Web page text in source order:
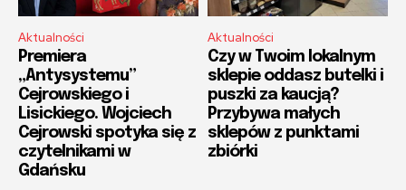
Aktualności
Premiera
„Antysystemu”
Cejrowskiego i
Lisickiego. Wojciech
Cejrowski spotyka się z
czytelnikami w
Gdańsku
Aktualności
Czy w Twoim lokalnym
sklepie oddasz butelki i
puszki za kaucją?
Przybywa małych
sklepów z punktami
zbiórki